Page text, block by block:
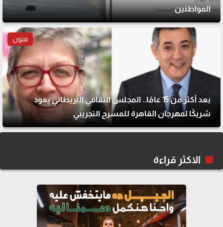
المواطنين
فنون
بعد أكثر من 15 عامًا.. المجلس الثقافي البريطاني يعود
شريكًا لمهرجان القاهرة للمسرح التجريبي
الاكثر قراءة